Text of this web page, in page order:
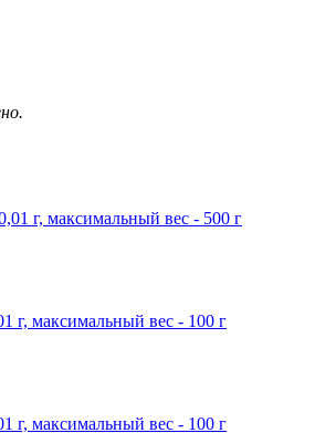
г, максимальный вес - 500 г
г, максимальный вес - 100 г
г, максимальный вес - 100 г